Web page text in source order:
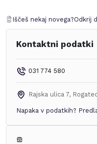
Iščeš nekaj novega?Odkrij
Kontaktni podatki
031 774 580
Rajska ulica 7,
Napaka v podatkih?